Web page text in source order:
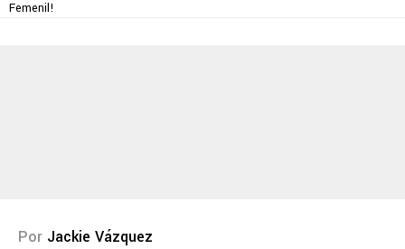
Femenil!
Por Jackie Vázquez